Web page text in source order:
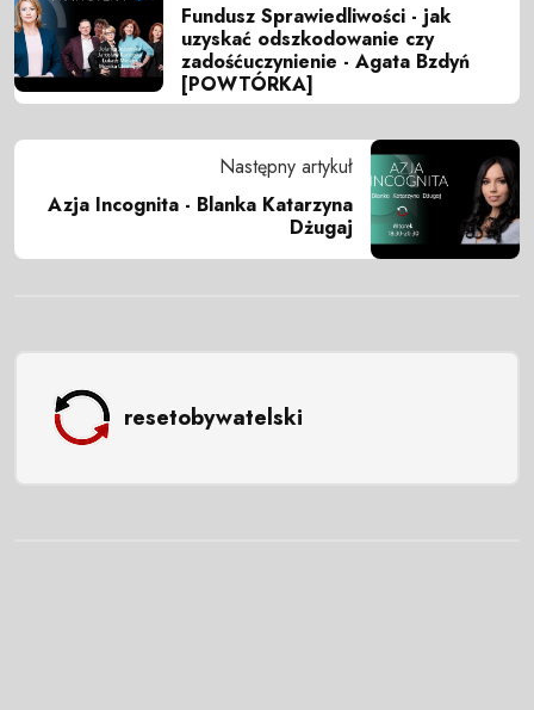
Fundusz Sprawiedliwości - jak
uzyskać odszkodowanie czy
zadośćuczynienie - Agata Bzdyń
[POWTÓRKA]
Następny artykuł
Azja Incognita - Blanka Katarzyna
Dżugaj
resetobywatelski